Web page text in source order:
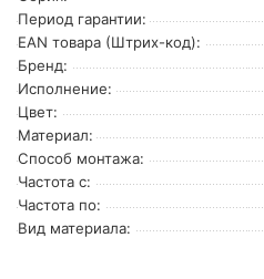
Период гарантии:
EAN товара (Штрих-код):
Бренд:
Исполнение:
Цвет:
Материал:
Способ монтажа:
Частота с:
Частота по:
Вид материала: